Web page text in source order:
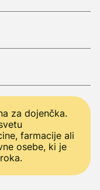
za dojenčka.
farmacije ali
osebe, ki je